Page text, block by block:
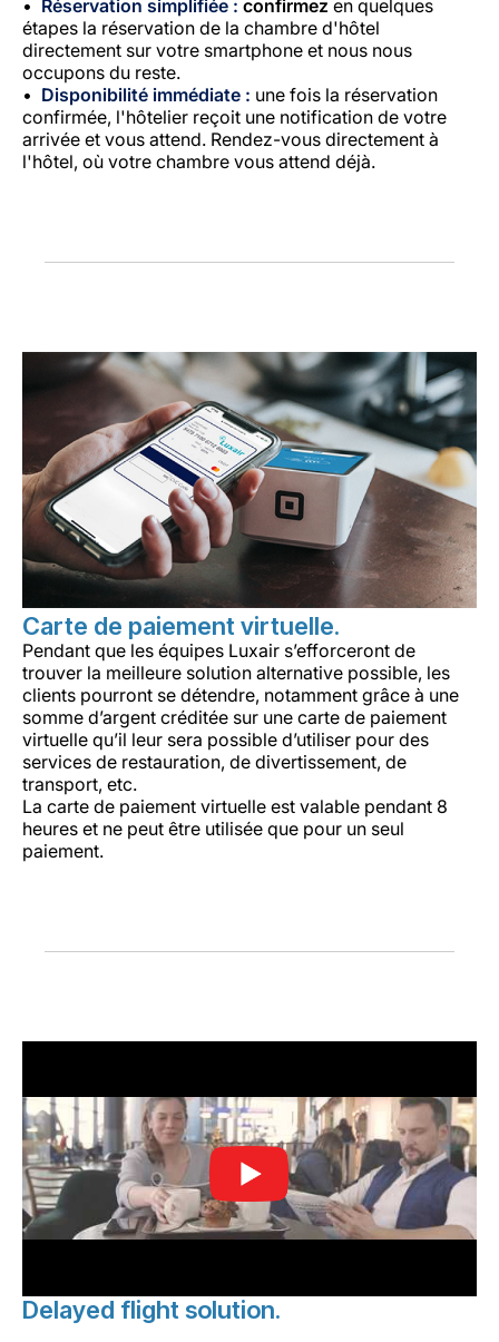
Réservation simplifiée : confirmez en quelques
étapes la réservation de la chambre d'hôtel
directement sur votre smartphone et nous nous
occupons du reste.
Disponibilité immédiate : une fois la réservation
confirmée, l'hôtelier reçoit une notification de votre
arrivée et vous attend. Rendez-vous directement à
l'hôtel, où votre chambre vous attend déjà.
Carte de paiement virtuelle.
Pendant que les équipes Luxair s’efforceront de
trouver la meilleure solution alternative possible, les
clients pourront se détendre, notamment grâce à une
somme d’argent créditée sur une carte de paiement
virtuelle qu’il leur sera possible d’utiliser pour des
services de restauration, de divertissement, de
transport, etc.
La carte de paiement virtuelle est valable pendant 8
heures et ne peut être utilisée que pour un seul
paiement.
Delayed flight solution.